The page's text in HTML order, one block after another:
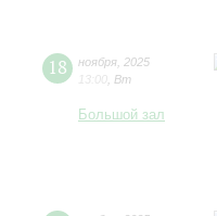
18 ноября 2025
13:00 Вт
Большой зал